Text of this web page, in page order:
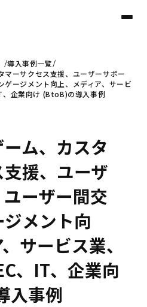
導入事例一覧
マーサクセス支援、ユーザーサポー
ゲージメント向上、メディア、サービ
、企業向け (BtoB)の導入事例
ム、カスタ
援、ユーザ
ーザー間交
メント向
サービス業、
、IT、企業向
入事例